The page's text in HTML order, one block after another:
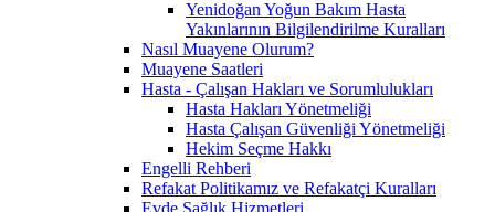
Yenidoğan Yoğun Bakım Hasta
Yakınlarının Bilgilendirilme Kuralları
Nasıl Muayene Olurum?
Muayene Saatleri
Hasta - Çalışan Hakları ve Sorumlulukları
Hasta Hakları Yönetmeliği
Hasta Çalışan Güvenliği Yönetmeliği
Hekim Seçme Hakkı
Engelli Rehberi
Refakat Politikamız ve Refakatçi Kuralları
Evde Sağlık Hizmetleri